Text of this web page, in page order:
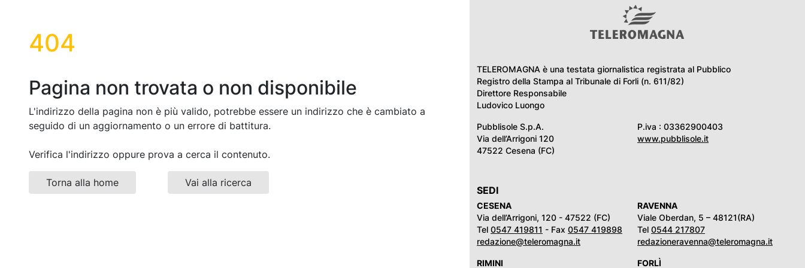
404
Pagina non trovata o non disponibile
L'indirizzo della pagina non è più valido, potrebbe essere un indirizzo che è cambiato a
seguido di un aggiornamento o un errore di battitura.
Verifica l'indirizzo oppure prova a cerca il contenuto.
Torna alla home Vai alla ricerca
TELEROMAGNA è una testata giornalistica registrata al Pubblico
Registro della Stampa al Tribunale di Forli (n. 611/82)
Direttore Responsabile
Ludovico Luongo
Pubblisole S.p.A.
Via dell’Arrigoni 120
47522 Cesena (FC)
P.iva : 03362900403
www.pubblisole.it
SEDI
CESENA
Via dell’Arrigoni, 120 - 47522 (FC)
Tel 0547 419811 - Fax 0547 419898
redazione@teleromagna.it
RAVENNA
Viale Oberdan, 5 – 48121(RA)
Tel 0544 217807
redazioneravenna@teleromagna.it
RIMINI FORLÌ